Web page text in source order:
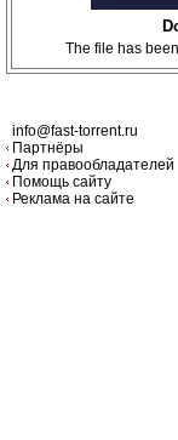
The file has
info@fast-torrent.ru
Партнёры
Для правообладателей
Помощь сайту
Реклама на сайте